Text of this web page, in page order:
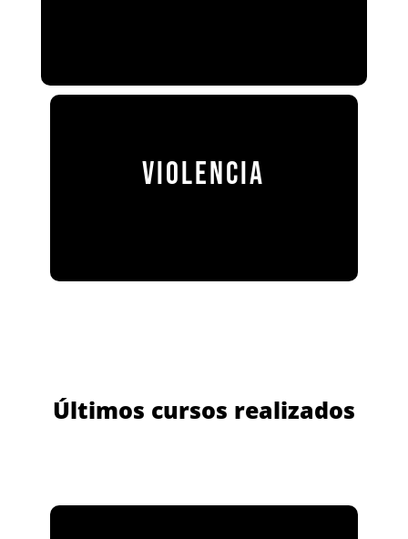
VIOLENCIA
Últimos cursos realizados